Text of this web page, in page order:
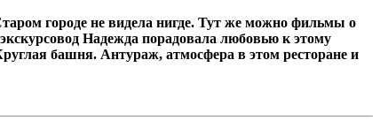
городе не видела нигде. Тут же можно фильмы о
Надежда порадовала любовью к этому
башня. Антураж, атмосфера в этом ресторане и